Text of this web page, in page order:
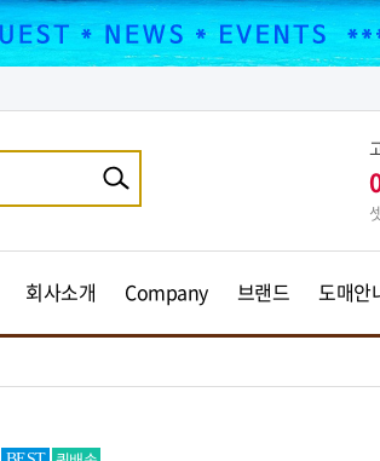
회사소개 Company 브랜드 도매안